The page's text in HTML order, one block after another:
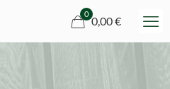
0
0,00 €